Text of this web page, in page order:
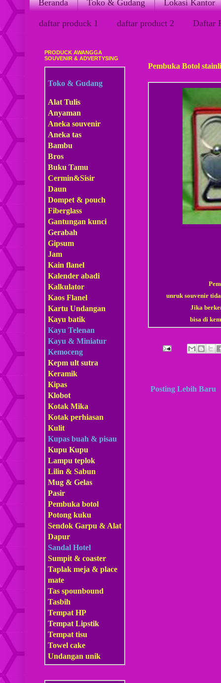
Beranda Toko & Gudang Lokasi Kantor
daftar produck 1 daftar product 2 Daftar
Pembuka Botol
unruk souvenir
Jika
bisa di
Posting Lebih Baru
PRODUCK AWANGGA
SOUVENIR & ADVERTYSING
Toko & Gudang
Alat Tulis
Anyaman
Aneka souvenir
Aneka tas
Bambu
Bros
Buku Tamu
Cermin&Sisir
Daun
Dompet & pouch
Fiberglass
Gantungan kunci
Gerabah
Gipsum
Jam
Kain flanel
Kalender abadi
Kalkulator
Kaos Flanel
Kartu Undangan
Kayu batik
Kayu Telenan
Kayu & Miniatur
Kemoceng
Kepm ult sutra
Keramik
Kipas
Klobot
Kotak Mika
Kotak perhiasan
Kulit
Kupas buah & pisau
Kupu Kupu
Lampu teplok
Lilin & Sabun
Mug & Gelas
Pasir
Pembuka botol
Potong kuku
Sendok Garpu & Alat
Dapur
Sandal Hotel
Sumpit & coaster
Taplak meja & place
mate
Tas spounbound
Tasbih
Tempat HP
Tempat Lipstik
Tempat tisu
Towel cake
Undangan unik